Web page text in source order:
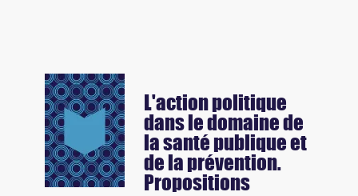
L'action politique
dans le domaine de
la santé publique et
de la prévention.
Propositions